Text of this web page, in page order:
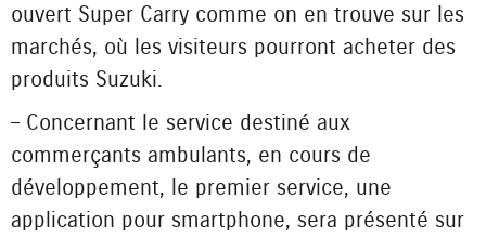
ouvert Super Carry comme on en trouve sur les
marchés, où les visiteurs pourront acheter des
produits Suzuki.
– Concernant le service destiné aux
commerçants ambulants, en cours de
développement, le premier service, une
application pour smartphone, sera présenté sur